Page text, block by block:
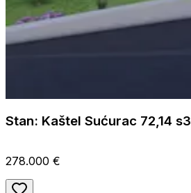
Stan: Kaštel Sućurac 72,14 s3
278.000 €